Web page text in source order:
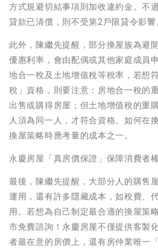
方式規避切結事項則加收違約金。不
貸款已清償，則不受第2戶限貸令影響
此外，陳繼先提醒，部分換屋族為避
優惠利率，會由配偶或其他家庭成員
地合一稅及土地增值稅等稅率，若想
稅」資格，則要注意：房地合一稅的
出售或購得房屋；但土地增值稅的重
人須為同一人，才符合資格。如何在
換屋策略時應考量的成本之一。
永慶房屋「真房價保證」保障消費者
最後，陳繼先提醒，大部分人的購售
運用，還有許多隱藏成本，如稅費、
用。若想為自己制定最合適的換屋策
市免費諮詢！永慶房屋不僅提供客製
者最在意的房價上，還有房仲業唯一